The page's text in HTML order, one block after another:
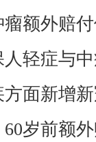
额外赔付
人轻症与
面新增
岁前额